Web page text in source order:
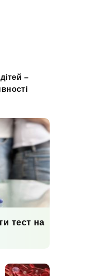
–
тест на